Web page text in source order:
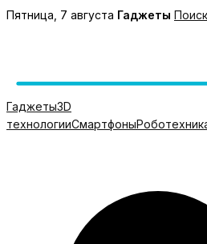
Перейти
Пятница, 7 августа Гаджеты Поиск
Гаджеты3D
технологииСмартфоны